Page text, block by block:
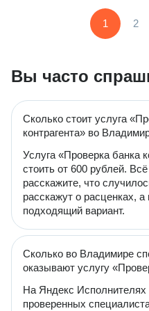
1 2
Вы часто
Сколько стоит услуга
контрагента» во
Услуга «Проверка банка
стоить от 600 рублей.
расскажите, что
расскажут о расценках,
подходящий вариант.
Сколько во Владимире
оказывают услугу
На Яндекс Исполнителях
проверенных